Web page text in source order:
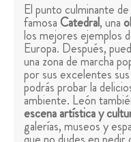
El punto culminante
famosaCatedral, una
los mejores ejemplos
Europa. Después,
una zona de marcha
por sus excelentes
podrás probar la
ambiente. León
escena artística y
galerías, museos y